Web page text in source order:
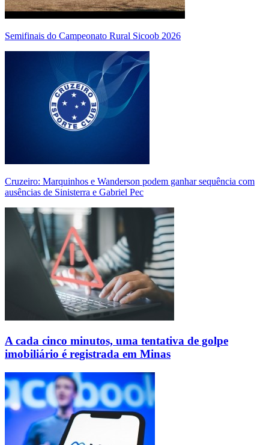
Semifinais do Campeonato Rural Sicoob 2026
Cruzeiro: Marquinhos e Wanderson podem ganhar sequência com
ausências de Sinisterra e Gabriel Pec
A cada cinco minutos, uma tentativa de golpe
imobiliário é registrada em Minas